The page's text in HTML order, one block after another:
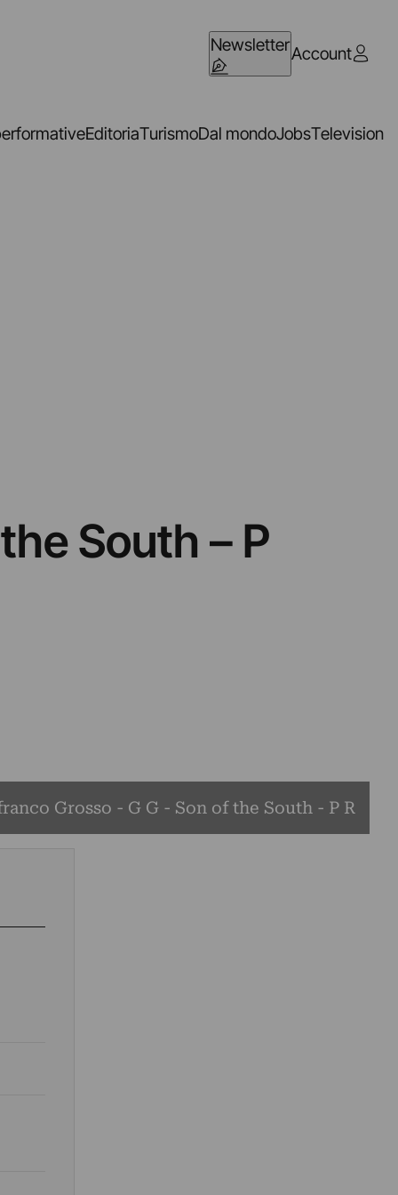
NewsletterAccount
EditoriaTurismoDal mondoJobsTelevision
South – P
Grosso - G G - Son of the South - P R